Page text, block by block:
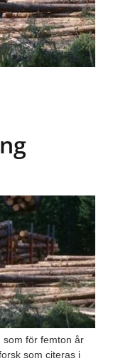
som för femton år
som citeras i